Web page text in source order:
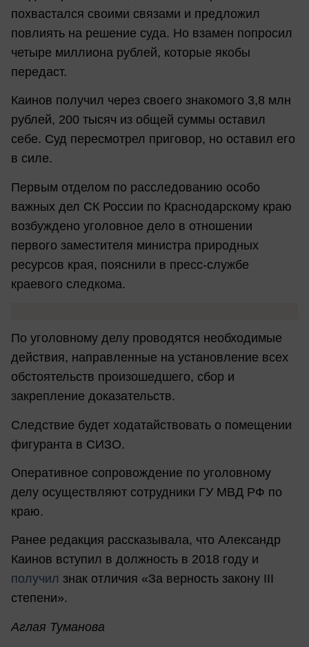
похвастался своими связами и предложил
повлиять на решение суда. Но взамен попросил
четыре миллиона рублей, которые якобы
передаст.
Каинов получил через своего знакомого 3,8 млн
рублей, 200 тысяч из общей суммы оставил
себе. Суд пересмотрел приговор, но оставил его
в силе.
Первым отделом по расследованию особо
важных дел СК России по Краснодарскому краю
возбуждено уголовное дело в отношении
первого заместителя министра природных
ресурсов края, пояснили в пресс-службе
краевого следкома.
По уголовному делу проводятся необходимые
действия, направленные на установление всех
обстоятельств произошедшего, сбор и
закрепление доказательств.
Следствие будет ходатайствовать о помещении
фигуранта в СИЗО.
Оперативное сопровождение по уголовному
делу осуществляют сотрудники ГУ МВД РФ по
краю.
Ранее редакция рассказывала, что Александр
Каинов вступил в должность в 2018 году и
получил знак отличия «За верность закону III
степени».
Аглая Туманова